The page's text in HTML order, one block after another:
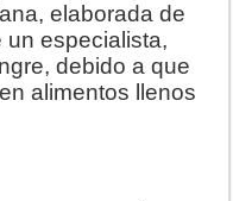
elaborada de
un especialista,
debido a que
alimentos llenos